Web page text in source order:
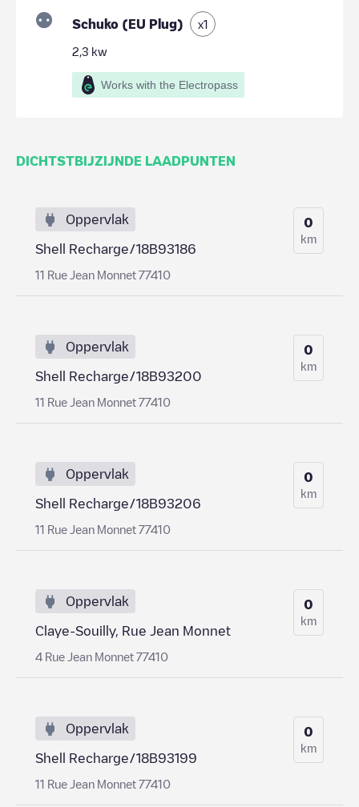
Schuko (EU Plug) x1
2,3 kw
Works with the Electropass
DICHTSTBIJZIJNDE LAADPUNTEN
Oppervlak
Shell Recharge/18B93186
11 Rue Jean Monnet 77410
0
km
Oppervlak
Shell Recharge/18B93200
11 Rue Jean Monnet 77410
0
km
Oppervlak
Shell Recharge/18B93206
11 Rue Jean Monnet 77410
0
km
Oppervlak
Claye-Souilly, Rue Jean Monnet
4 Rue Jean Monnet 77410
0
km
Oppervlak
Shell Recharge/18B93199
11 Rue Jean Monnet 77410
0
km